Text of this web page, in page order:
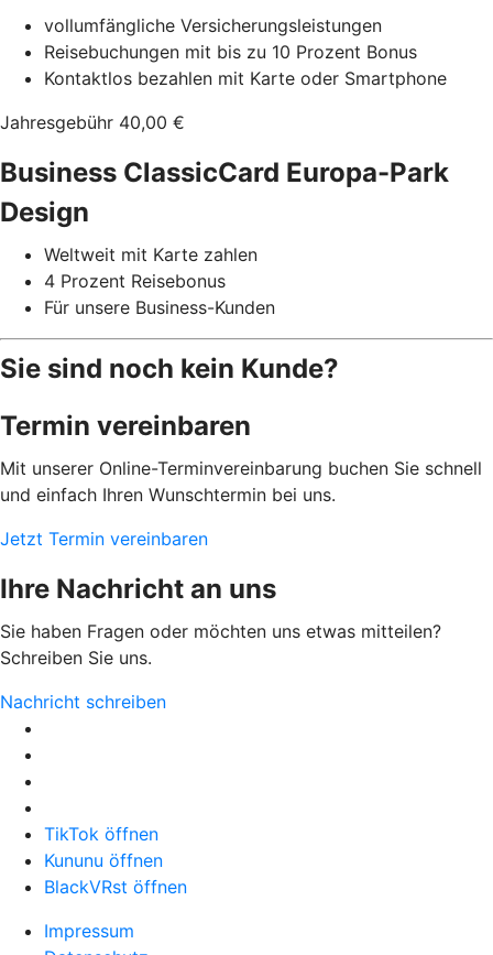
vollumfängliche Versicherungsleistungen
Reisebuchungen mit bis zu 10 Prozent Bonus
Kontaktlos bezahlen mit Karte oder Smartphone
Jahresgebühr 40,00 €
Business ClassicCard Europa-Park
Design
Weltweit mit Karte zahlen
4 Prozent Reisebonus
Für unsere Business-Kunden
Sie sind noch kein Kunde?
Termin vereinbaren
Mit unserer Online-Terminvereinbarung buchen Sie schnell
und einfach Ihren Wunschtermin bei uns.
Jetzt Termin vereinbaren
Ihre Nachricht an uns
Sie haben Fragen oder möchten uns etwas mitteilen?
Schreiben Sie uns.
Nachricht schreiben
TikTok öffnen
Kununu öffnen
BlackVRst öffnen
Impressum